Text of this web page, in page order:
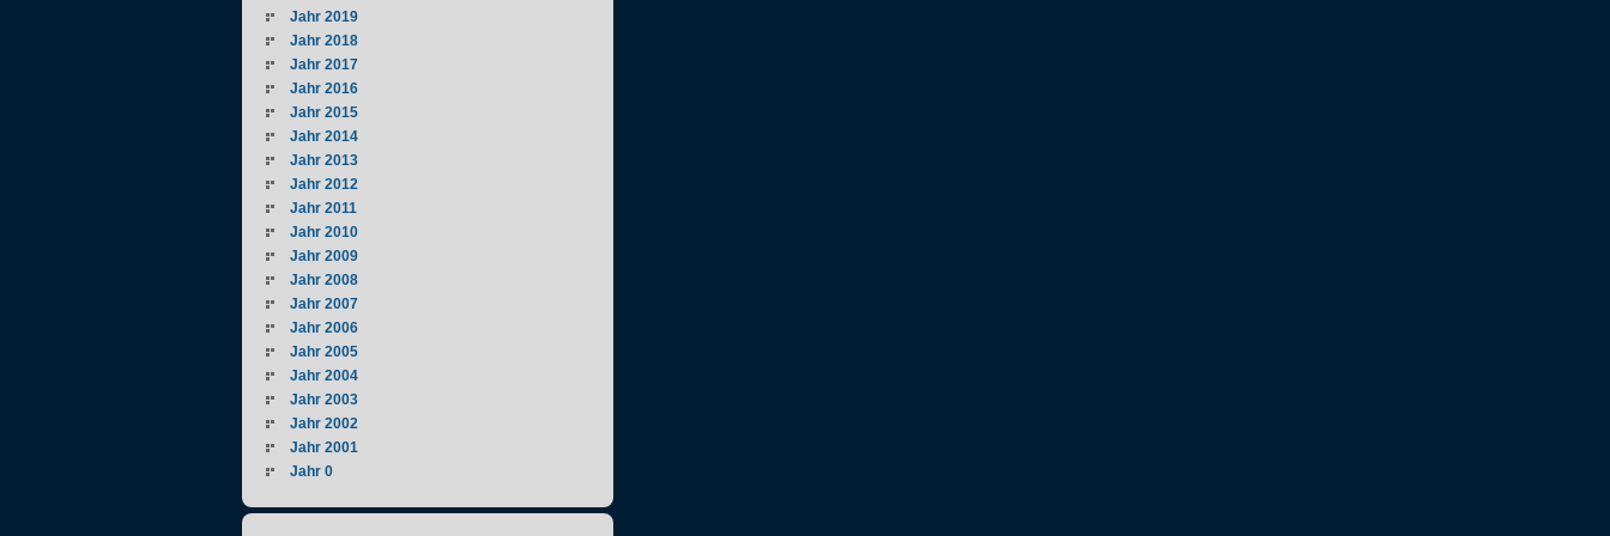
Jahr 2019
Jahr 2018
Jahr 2017
Jahr 2016
Jahr 2015
Jahr 2014
Jahr 2013
Jahr 2012
Jahr 2011
Jahr 2010
Jahr 2009
Jahr 2008
Jahr 2007
Jahr 2006
Jahr 2005
Jahr 2004
Jahr 2003
Jahr 2002
Jahr 2001
Jahr 0